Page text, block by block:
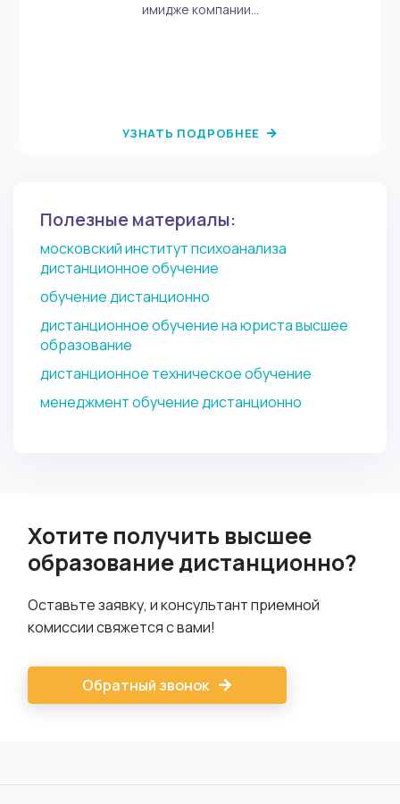
имидже компании...
УЗНАТЬ ПОДРОБНЕЕ
Полезные материалы:
московский институт психоанализа
дистанционное обучение
обучение дистанционно
дистанционное обучение на юриста высшее
образование
дистанционное техническое обучение
менеджмент обучение дистанционно
Хотите получить высшее
образование дистанционно?
Оставьте заявку, и консультант приемной
комиссии свяжется с вами!
Обратный звонок